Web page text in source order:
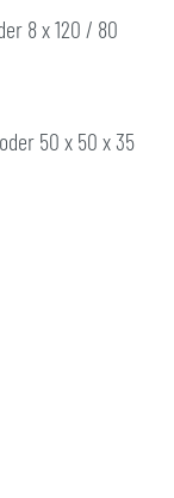
8 x 120 / 80
50 x 50 x 35